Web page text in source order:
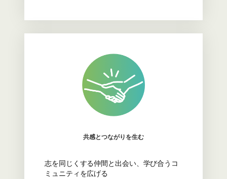
共感とつながりを生む
志を同じくする仲間と出会い、学び合うコ
ミュニティを広げる